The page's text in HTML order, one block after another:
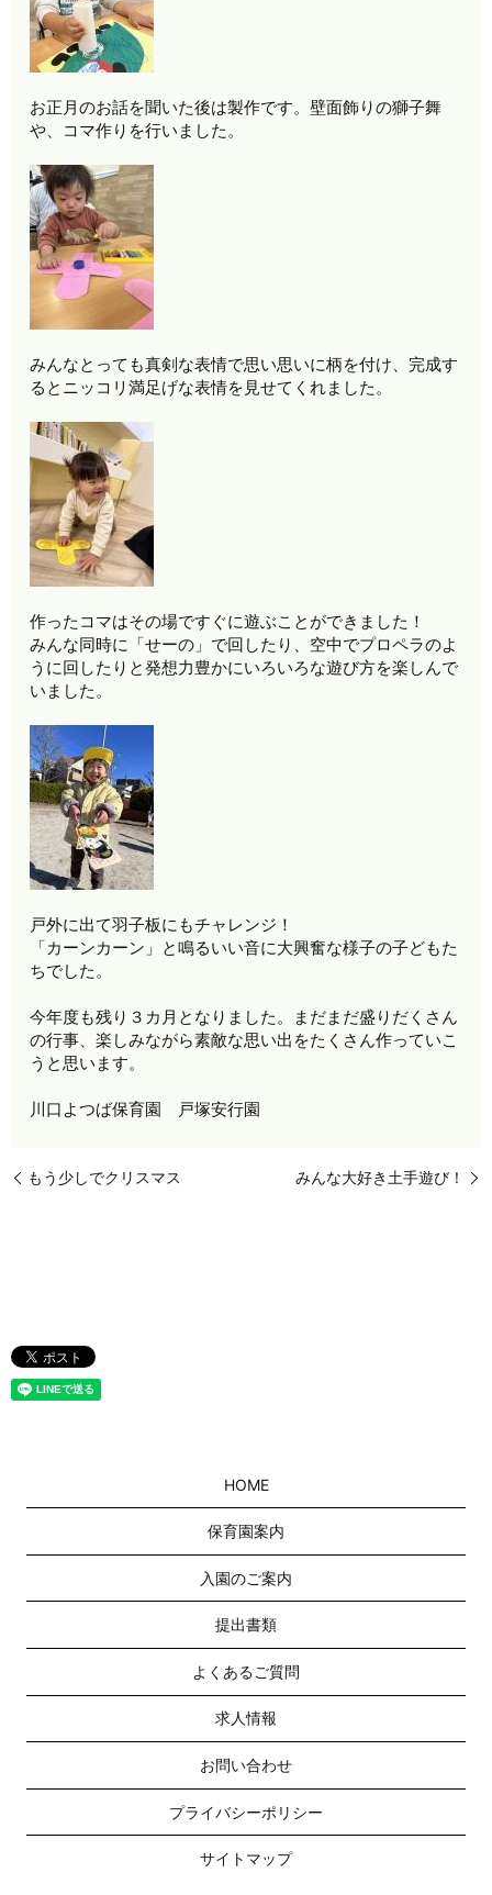
お正月のお話を聞いた後は製作です。壁面飾りの獅子舞
や、コマ作りを行いました。
みんなとっても真剣な表情で思い思いに柄を付け、完成す
るとニッコリ満足げな表情を見せてくれました。
作ったコマはその場ですぐに遊ぶことができました！
みんな同時に「せーの」で回したり、空中でプロペラのよ
うに回したりと発想力豊かにいろいろな遊び方を楽しんで
いました。
戸外に出て羽子板にもチャレンジ！
「カーンカーン」と鳴るいい音に大興奮な様子の子どもた
ちでした。
今年度も残り３カ月となりました。まだまだ盛りだくさん
の行事、楽しみながら素敵な思い出をたくさん作っていこ
うと思います。
川口よつば保育園 戸塚安行園
もう少しでクリスマス みんな大好き土手遊び！
HOME
保育園案内
入園のご案内
提出書類
よくあるご質問
求人情報
お問い合わせ
プライバシーポリシー
サイトマップ